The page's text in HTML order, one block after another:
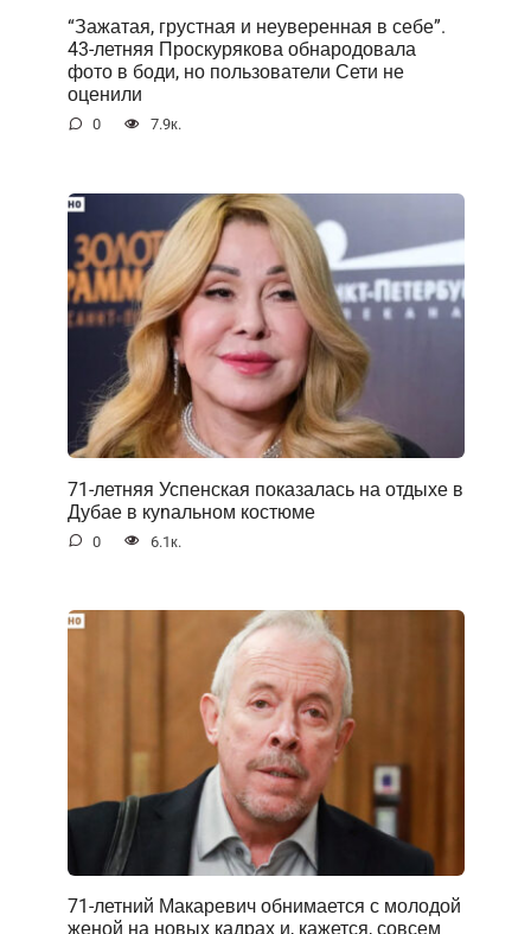
“Зажатая, грустная и неуверенная в себе”.
43-летняя Проскурякова обнародовала
фото в боди, но пользователи Сети не
оценили
0 7.9к.
71-летняя Успенская показалась на отдыхе в
Дубае в куnальном костюме
0 6.1к.
71-летний Макаревич обнимается с молодой
женой на новых кадрах и, кажется, совсем